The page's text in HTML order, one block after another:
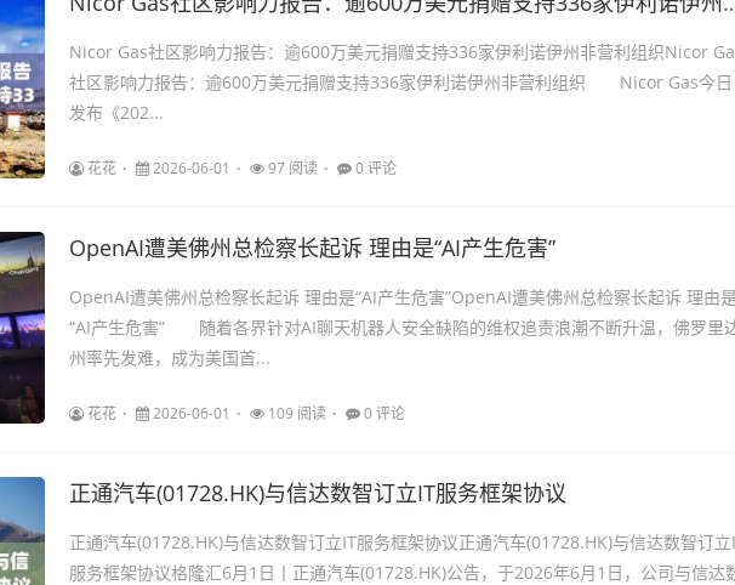
Nicor Gas社区影响力报告：逾600万美元捐赠支持336家伊利诺伊州非营利组织Nicor
社区影响力报告：逾600万美元捐赠支持336家伊利诺伊州非营利组织 Nicor Gas今日
发布《202...
花花 2026-06-01 97 阅读 0 评论
OpenAI遭美佛州总检察长起诉 理由是“AI产生危害”
OpenAI遭美佛州总检察长起诉 理由是“AI产生危害”OpenAI遭美佛州总检察长起诉 理由是
“AI产生危害” 随着各界针对AI聊天机器人安全缺陷的维权追责浪潮不断升温，佛罗里
州率先发难，成为美国首...
花花 2026-06-01 109 阅读 0 评论
正通汽车(01728.HK)与信达数智订立IT服务框架协议
正通汽车(01728.HK)与信达数智订立IT服务框架协议正通汽车(01728.HK)与信达数智订立
服务框架协议格隆汇6月1日丨正通汽车(01728.HK)公告，于2026年6月1日，公司与信达